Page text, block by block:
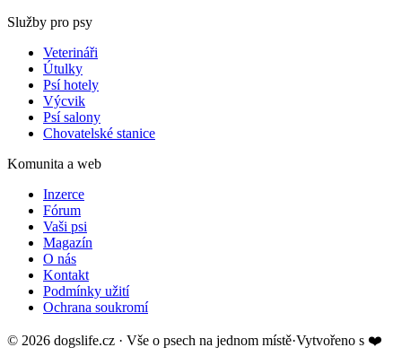
Služby pro psy
Veterináři
Útulky
Psí hotely
Výcvik
Psí salony
Chovatelské stanice
Komunita a web
Inzerce
Fórum
Vaši psi
Magazín
O nás
Kontakt
Podmínky užití
Ochrana soukromí
© 2026 dogslife.cz · Vše o psech na jednom místě·Vytvořeno s ❤️